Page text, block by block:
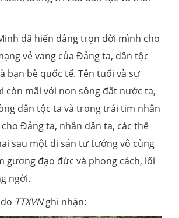
đã hiến dâng trọn đời mình cho
vẻ vang của Đảng ta, dân tộc
bạn bè quốc tế. Tên tuổi và sự
còn mãi với non sông đất nước ta,
dân tộc ta và trong trái tim nhân
Đảng ta, nhân dân ta, các thế
sau một di sản tư tưởng vô cùng
gương đạo đức và phong cách, lối
ngời.
TTXVNghi nhận: